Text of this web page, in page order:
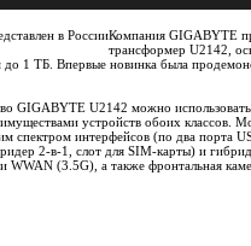
Компания GIGABYTE
трансформер U2142,
1 ТБ. Впервые новинка была
GIGABYTE U2142 можно
устройств обоих классов.
спектром интерфейсов (по два порта
2-в-1, слот для SIM-карты) и
(3.5G), а также фронтальная